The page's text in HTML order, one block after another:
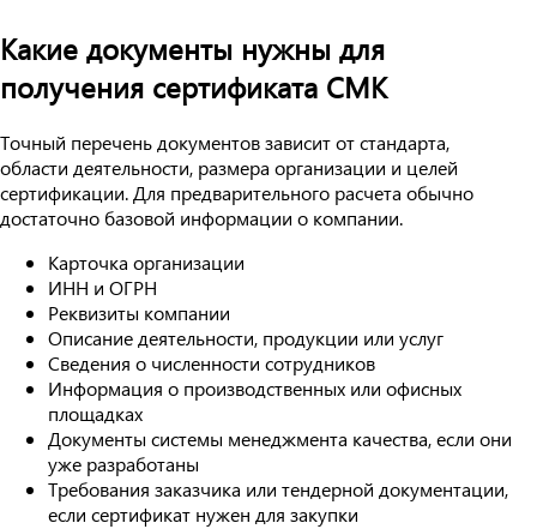
Какие документы нужны для
получения сертификата СМК
Точный перечень документов зависит от стандарта,
области деятельности, размера организации и целей
сертификации. Для предварительного расчета обычно
достаточно базовой информации о компании.
Карточка организации
ИНН и ОГРН
Реквизиты компании
Описание деятельности, продукции или услуг
Сведения о численности сотрудников
Информация о производственных или офисных
площадках
Документы системы менеджмента качества, если они
уже разработаны
Требования заказчика или тендерной документации,
если сертификат нужен для закупки